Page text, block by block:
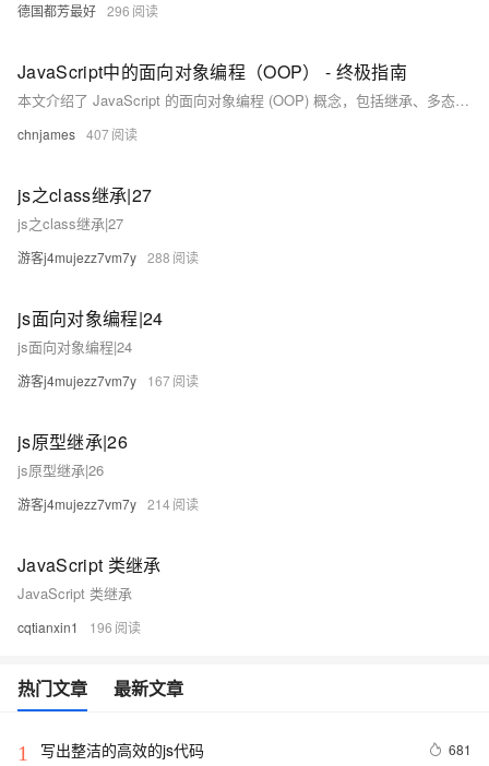
德国都芳最好 296
JavaScript中的面向对象编程（OOP） - 终极指南
本文介绍了 JavaScript 的面向对象编程 (OOP) 概念，包括继承、多态、封装和抽象等关键要素，并通过代码示例帮助开发者理解和应用 OOP 思维。
chnjames 407
js之class继承|27
js之class继承|27
游客j4mujezz7vm7y 288
js面向对象编程|24
js面向对象编程|24
游客j4mujezz7vm7y 167
js原型继承|26
js原型继承|26
游客j4mujezz7vm7y 214
JavaScript 类继承
JavaScript 类继承
cqtianxin1 196
热门文章 最新文章
1 写出整洁的高效的js代码 681